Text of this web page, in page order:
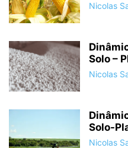
Nicolas
Solo –
Nicolas
Solo-
Nicolas